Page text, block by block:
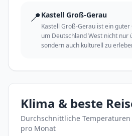
📍 Kastell Groß-Gerau
Kastell Groß-Gerau ist ein
um Deutschland West nicht nur
sondern auch kulturell zu
Klima & beste
Durchschnittliche
pro Monat